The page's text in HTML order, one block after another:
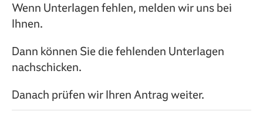
Wenn Unterlagen fehlen, melden wir uns bei
Ihnen.
Dann können Sie die fehlenden Unterlagen
nachschicken.
Danach prüfen wir Ihren Antrag weiter.